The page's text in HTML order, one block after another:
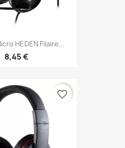
HEDEN Filaire...
8,45 €
favorite_border